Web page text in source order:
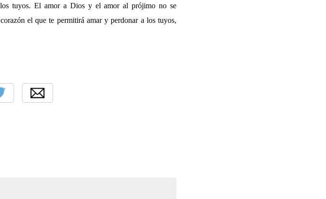
los tuyos. El amor a Dios y el amor al prójimo no se
el que te permitirá amar y perdonar a los tuyos,